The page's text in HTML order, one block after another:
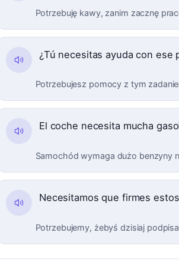
Potrzebuję kawy, zanim zacznę
¿Tú necesitas ayuda con ese
Potrzebujesz pomocy z tym
El coche necesita mucha
Samochód wymaga dużo benzyny
Necesitamos que firmes
Potrzebujemy, żebyś dzisiaj